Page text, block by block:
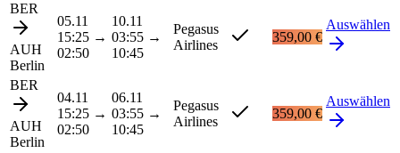
BER
AUH
Berlin
05.11
15:25 →
02:50
10.11
03:55 →
10:45
Pegasus
Airlines
359,00 €
Auswählen
BER
AUH
Berlin
04.11
15:25 →
02:50
06.11
03:55 →
10:45
Pegasus
Airlines
359,00 €
Auswählen